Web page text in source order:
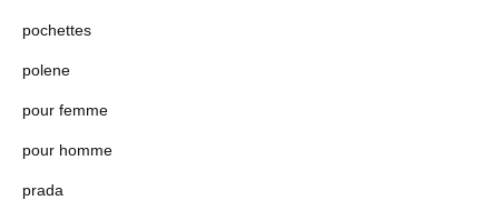
pochettes
polene
pour femme
pour homme
prada